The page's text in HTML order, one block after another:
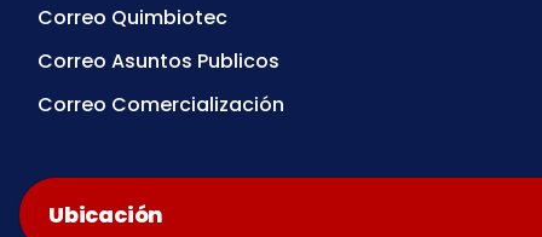
Correo Quimbiotec
Correo Asuntos Publicos
Correo Comercialización
Ubicación